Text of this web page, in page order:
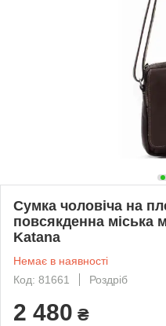
Сумка чоловіча на
повсякденна міська
Katana
Немає в наявності
Код: 81661
Роздріб
2 480 ₴